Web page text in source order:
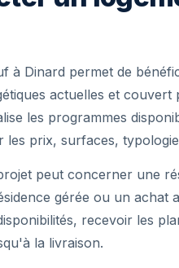
à Dinard permet de
actuelles et couvert
les programmes
prix, surfaces,
peut concerner une
gérée ou un achat
recevoir les
la livraison.